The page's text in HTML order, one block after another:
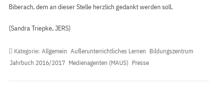
Biberach, dem an dieser Stelle herzlich gedankt werden soll.
(Sandra Triepke, JERS)
Kategorie: Allgemein Außerunterrichtliches Lernen Bildungszentrum
Jahrbuch 2016/2017 Medienagenten (MAUS) Presse